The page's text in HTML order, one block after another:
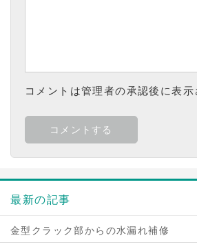
コメントは管理者の承認後に表示
最新の記事
金型クラック部からの水漏れ補修